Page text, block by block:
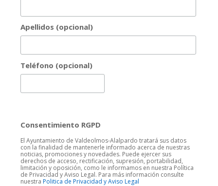
Apellidos (opcional)
Teléfono (opcional)
Consentimiento RGPD
El Ayuntamiento de Valdeolmos-Alalpardo tratará sus datos
con la finalidad de mantenerle informado acerca de nuestras
noticias, promociones y novedades. Puede ejercer sus
derechos de acceso, rectificación, supresión, portabilidad,
limitación y oposición, como le informamos en nuestra Política
de Privacidad y Aviso Legal. Para más información consulte
nuestra Politica de Privacidad y Aviso Legal